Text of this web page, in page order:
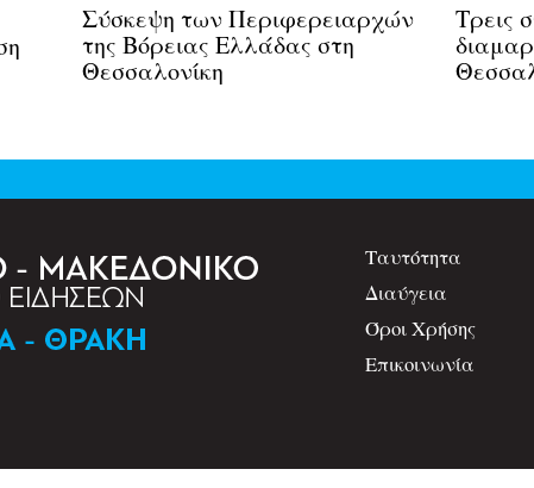
Σύσκεψη των Περιφερειαρχών
της Βόρειας Ελλάδας στη
Θεσσαλονίκη
Τρεις
Ταυτότητα
Διαύγεια
Όροι Χρήσης
Επικοινωνία